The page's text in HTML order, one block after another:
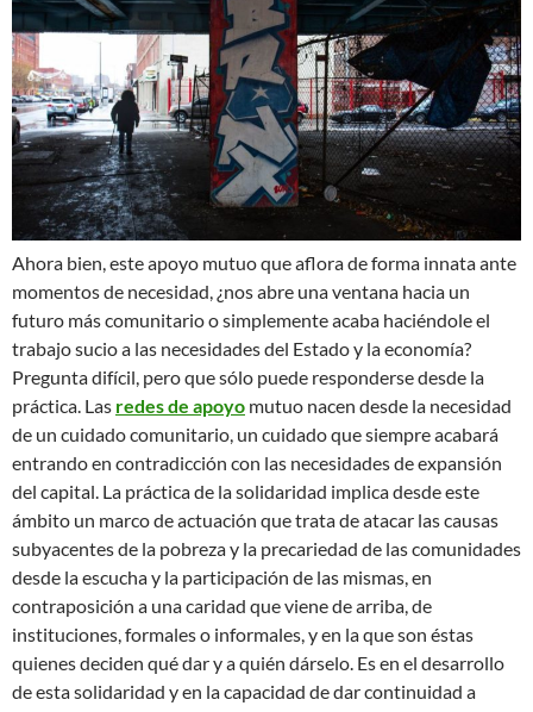
Ahora bien, este apoyo mutuo que aflora de forma innata ante
momentos de necesidad, ¿nos abre una ventana hacia un
futuro más comunitario o simplemente acaba haciéndole el
trabajo sucio a las necesidades del Estado y la economía?
Pregunta difícil, pero que sólo puede responderse desde la
práctica. Las redes de apoyo mutuo nacen desde la necesidad
de un cuidado comunitario, un cuidado que siempre acabará
entrando en contradicción con las necesidades de expansión
del capital. La práctica de la solidaridad implica desde este
ámbito un marco de actuación que trata de atacar las causas
subyacentes de la pobreza y la precariedad de las comunidades
desde la escucha y la participación de las mismas, en
contraposición a una caridad que viene de arriba, de
instituciones, formales o informales, y en la que son éstas
quienes deciden qué dar y a quién dárselo. Es en el desarrollo
de esta solidaridad y en la capacidad de dar continuidad a